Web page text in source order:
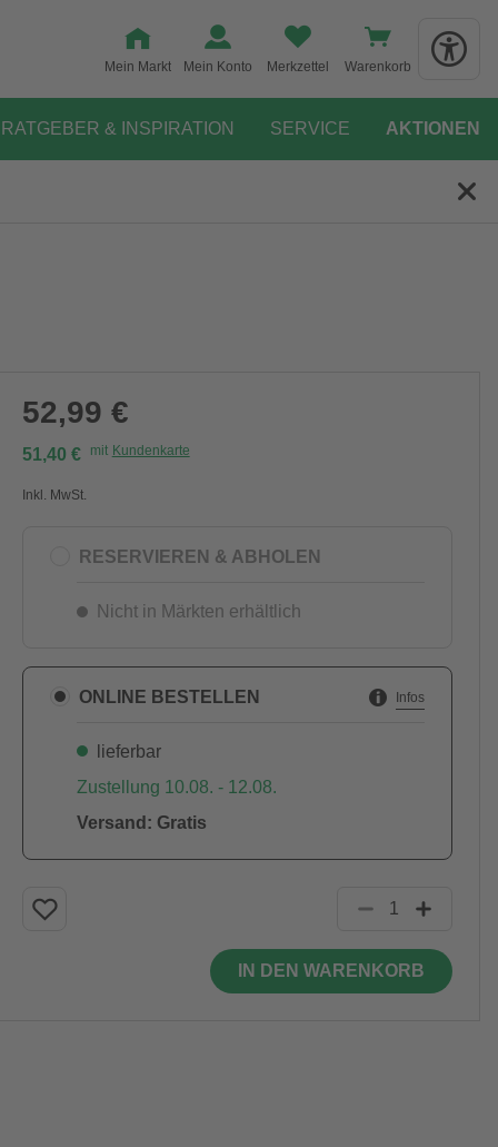
Mein Markt Mein Konto Merkzettel Warenkorb
RATGEBER & INSPIRATION SERVICE AKTIONEN
52,99 €
51,40 € mit Kundenkarte
Inkl. MwSt.
RESERVIEREN & ABHOLEN
Nicht in Märkten erhältlich
ONLINE BESTELLEN Infos
lieferbar
Zustellung 10.08. - 12.08.
Versand: Gratis
IN DEN WARENKORB